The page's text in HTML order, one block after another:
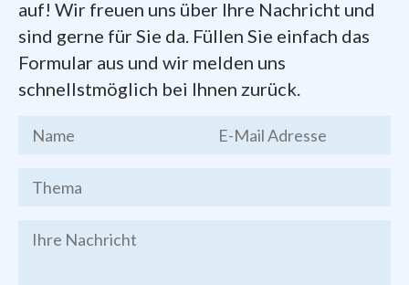
Dokumente zum Gründungsprozess der
Pfarreifinden Sie hier zum Herunterladen:
Kernthesen des Chemnitzer
Stadtgesprächs, Endfassung vom 19.
Brief des Bischofs Heinrich
Festschrift
auf! Wir freuen uns über Ihre Nachricht und
sind gerne für Sie da. Füllen Sie einfach das
Formular aus und wir melden uns
schnellstmöglich bei Ihnen zurück.